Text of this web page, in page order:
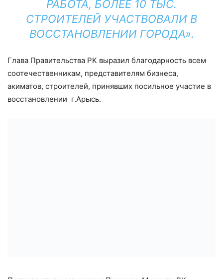
РАБОТА, БОЛЕЕ 10 ТЫС.
СТРОИТЕЛЕЙ УЧАСТВОВАЛИ В
ВОССТАНОВЛЕНИИ ГОРОДА».
Глава Правительства РК выразил благодарность всем
соотечественникам, представителям бизнеса,
акиматов, строителей, принявших посильное участие в
восстановлении г.Арысь.